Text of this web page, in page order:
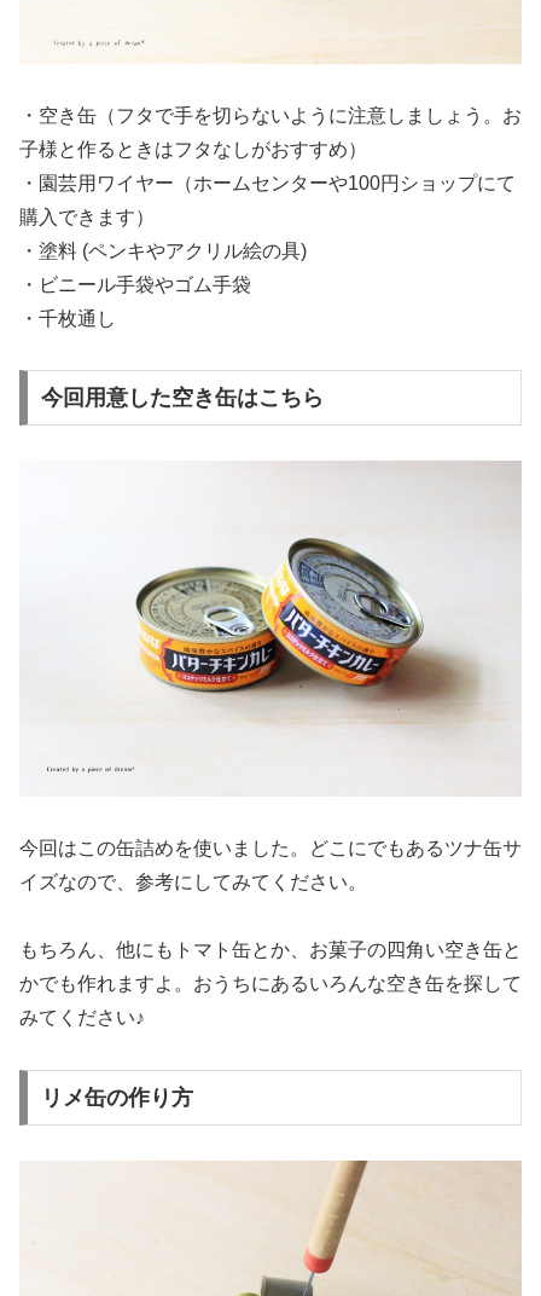
・空き缶（フタで手を切らないように注意しましょう。お
子様と作るときはフタなしがおすすめ）
・園芸用ワイヤー（ホームセンターや100円ショップにて
購入できます）
・塗料 (ペンキやアクリル絵の具)
・ビニール手袋やゴム手袋
・千枚通し
今回用意した空き缶はこちら
今回はこの缶詰めを使いました。どこにでもあるツナ缶サ
イズなので、参考にしてみてください。
もちろん、他にもトマト缶とか、お菓子の四角い空き缶と
かでも作れますよ。おうちにあるいろんな空き缶を探して
みてください♪
リメ缶の作り方